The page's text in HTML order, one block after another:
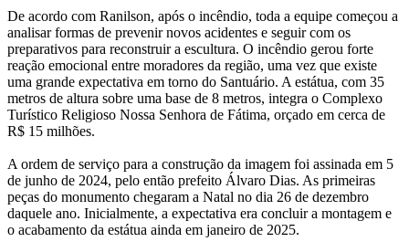
De acordo com Ranilson, após o incêndio, toda a equipe começou a
analisar formas de prevenir novos acidentes e seguir com os
preparativos para reconstruir a escultura. O incêndio gerou forte
reação emocional entre moradores da região, uma vez que existe
uma grande expectativa em torno do Santuário. A estátua, com 35
metros de altura sobre uma base de 8 metros, integra o Complexo
Turístico Religioso Nossa Senhora de Fátima, orçado em cerca de
R$ 15 milhões.
A ordem de serviço para a construção da imagem foi assinada em 5
de junho de 2024, pelo então prefeito Álvaro Dias. As primeiras
peças do monumento chegaram a Natal no dia 26 de dezembro
daquele ano. Inicialmente, a expectativa era concluir a montagem e
o acabamento da estátua ainda em janeiro de 2025.